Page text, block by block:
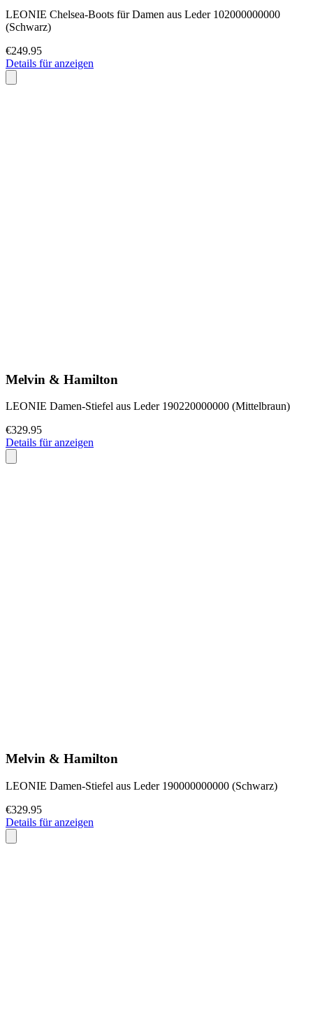
LEONIE Chelsea-Boots für Damen aus Leder 102000000000
(Schwarz)
€249.95
Details für anzeigen
Melvin & Hamilton
LEONIE Damen-Stiefel aus Leder 190220000000 (Mittelbraun)
€329.95
Details für anzeigen
Melvin & Hamilton
LEONIE Damen-Stiefel aus Leder 190000000000 (Schwarz)
€329.95
Details für anzeigen